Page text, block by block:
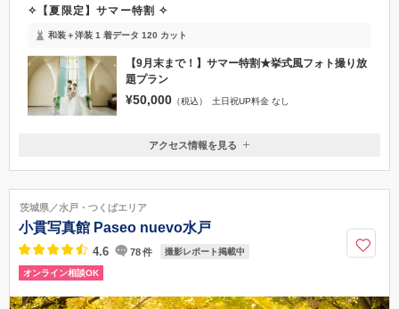
✧【夏限定】サマー特割 ✧
和装＋洋装 1 着データ 120 カット
【9月末まで！】サマー特割★挙式風フォト撮り放
題プラン
¥50,000 （税込） 土日祝UP料金 なし
茨城県龍ケ崎市松ケ丘4-3-4
0297-64-5566
アクセス情報を見る
茨城県／水戸・つくばエリア
小貫写真館 Paseo nuevo水戸
4.6 78件 撮影レポート掲載中
オンライン相談OK